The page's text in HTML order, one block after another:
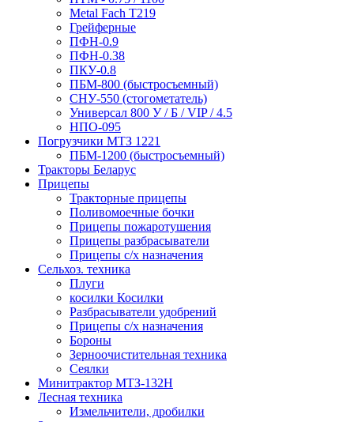
Metal Fach T219
Грейферные
ПФН-0.9
ПФН-0.38
ПКУ-0.8
ПБМ-800 (быстросъемный)
СНУ-550 (стогометатель)
Универсал 800 У / Б / VIP / 4.5
НПО-095
Погрузчики МТЗ 1221
ПБМ-1200 (быстросъемный)
Тракторы Беларус
Прицепы
Тракторные прицепы
Поливомоечные бочки
Прицепы пожаротушения
Прицепы разбрасыватели
Прицепы с/х назначения
Сельхоз. техника
Плуги
косилки Косилки
Разбрасыватели удобрений
Прицепы с/х назначения
Бороны
Зерноочистительная техника
Сеялки
Минитрактор МТЗ-132Н
Лесная техника
Измельчители, дробилки